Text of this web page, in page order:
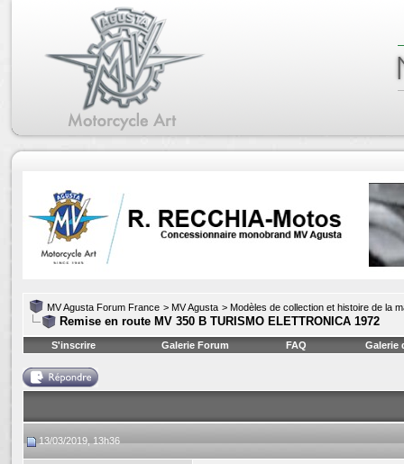
MV Agusta Forum France > MV Agusta > Modèles de collection et histoire de la
Remise en route MV 350 B TURISMO ELETTRONICA 1972
S'inscrire Galerie Forum FAQ Galerie
13/03/2019, 13h36